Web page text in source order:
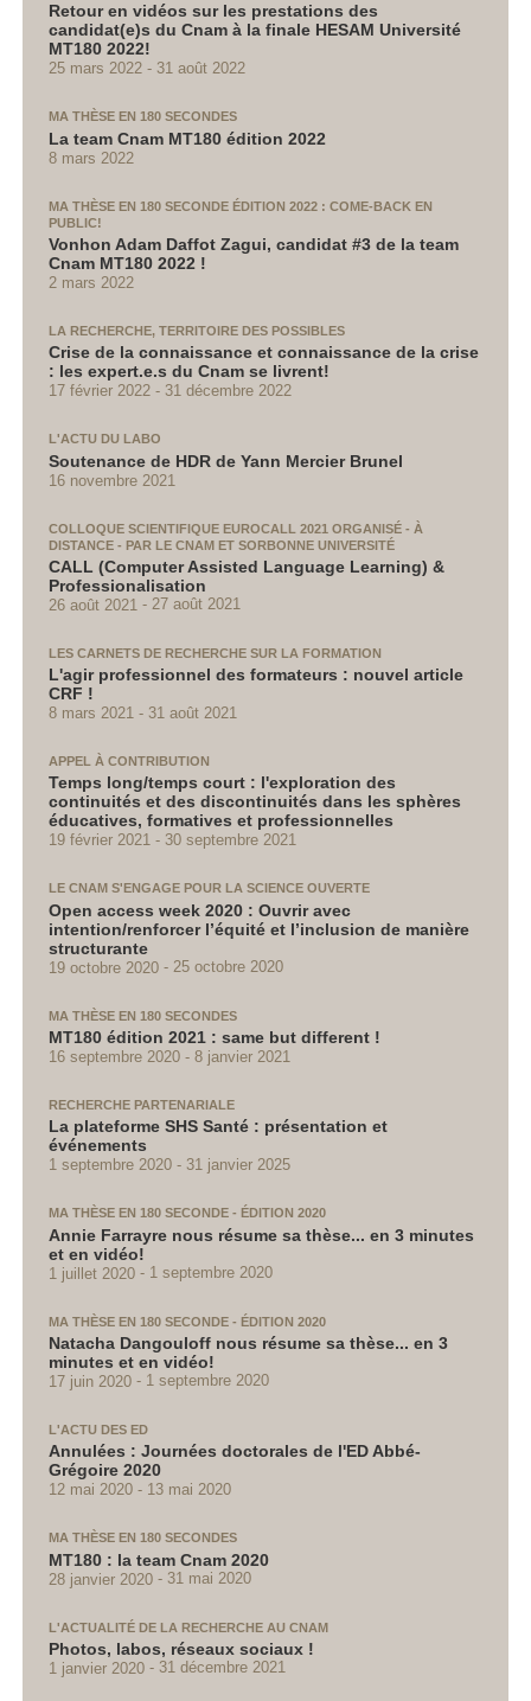
Retour en vidéos sur les prestations des
candidat(e)s du Cnam à la finale HESAM Université
MT180 2022!
25 mars 2022 31 août 2022
MA THÈSE EN 180 SECONDES
La team Cnam MT180 édition 2022
8 mars 2022
MA THÈSE EN 180 SECONDE ÉDITION 2022 : COME-BACK EN
PUBLIC!
Vonhon Adam Daffot Zagui, candidat #3 de la team
Cnam MT180 2022 !
2 mars 2022
LA RECHERCHE, TERRITOIRE DES POSSIBLES
Crise de la connaissance et connaissance de la crise
: les expert.e.s du Cnam se livrent!
17 février 2022 31 décembre 2022
L'ACTU DU LABO
Soutenance de HDR de Yann Mercier Brunel
16 novembre 2021
COLLOQUE SCIENTIFIQUE EUROCALL 2021 ORGANISÉ - À
DISTANCE - PAR LE CNAM ET SORBONNE UNIVERSITÉ
CALL (Computer Assisted Language Learning) &
Professionalisation
26 août 2021 27 août 2021
LES CARNETS DE RECHERCHE SUR LA FORMATION
L'agir professionnel des formateurs : nouvel article
CRF !
8 mars 2021 31 août 2021
APPEL À CONTRIBUTION
Temps long/temps court : l'exploration des
continuités et des discontinuités dans les sphères
éducatives, formatives et professionnelles
19 février 2021 30 septembre 2021
LE CNAM S'ENGAGE POUR LA SCIENCE OUVERTE
Open access week 2020 : Ouvrir avec
intention/renforcer l’équité et l’inclusion de manière
structurante
19 octobre 2020 25 octobre 2020
MA THÈSE EN 180 SECONDES
MT180 édition 2021 : same but different !
16 septembre 2020 8 janvier 2021
RECHERCHE PARTENARIALE
La plateforme SHS Santé : présentation et
événements
1 septembre 2020 31 janvier 2025
MA THÈSE EN 180 SECONDE - ÉDITION 2020
Annie Farrayre nous résume sa thèse... en 3 minutes
et en vidéo!
1 juillet 2020 1 septembre 2020
MA THÈSE EN 180 SECONDE - ÉDITION 2020
Natacha Dangouloff nous résume sa thèse... en 3
minutes et en vidéo!
17 juin 2020 1 septembre 2020
L'ACTU DES ED
Annulées : Journées doctorales de l'ED Abbé-
Grégoire 2020
12 mai 2020 13 mai 2020
MA THÈSE EN 180 SECONDES
MT180 : la team Cnam 2020
28 janvier 2020 31 mai 2020
L'ACTUALITÉ DE LA RECHERCHE AU CNAM
Photos, labos, réseaux sociaux !
1 janvier 2020 31 décembre 2021